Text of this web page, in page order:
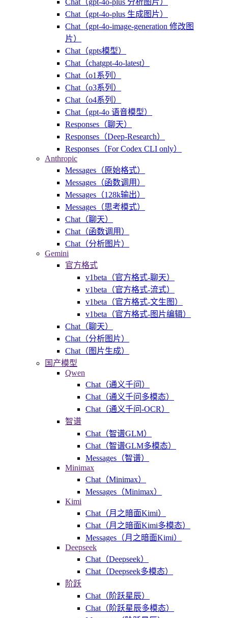
Chat（gpt-4o-plus 生成图片）
Chat（gpt-4o-image-generation 修改图
片）
Chat（gpts模型）
Chat（chatgpt-4o-latest）
Chat（o1系列）
Chat（o3系列）
Chat（o4系列）
Chat（gpt-4o 语音模型）
Responses（聊天）
Responses（Deep-Research）
Responses（For Codex CLI only）
Anthropic
Messages（原始格式）
Messages（函数调用）
Messages（128k输出）
Messages（思考模式）
Chat（聊天）
Chat（函数调用）
Chat（分析图片）
Gemini
官方格式
v1beta（官方格式-聊天）
v1beta（官方格式-流式）
v1beta（官方格式-文生图）
v1beta（官方格式-图片编辑）
Chat（聊天）
Chat（分析图片）
Chat（图片生成）
国产模型
Qwen
Chat（通义千问）
Chat（通义千问多模态）
Chat（通义千问-OCR）
智谱
Chat（智谱GLM）
Chat（智谱GLM多模态）
Messages（智谱）
Minimax
Chat（Minimax）
Messages（Minimax）
Kimi
Chat（月之暗面Kimi）
Chat（月之暗面Kimi多模态）
Messages（月之暗面Kimi）
Deepseek
Chat（Deepseek）
Chat（Deepseek多模态）
阶跃
Chat（阶跃星辰）
Chat（阶跃星辰多模态）